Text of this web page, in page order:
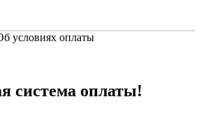
условиях оплаты
система оплаты!